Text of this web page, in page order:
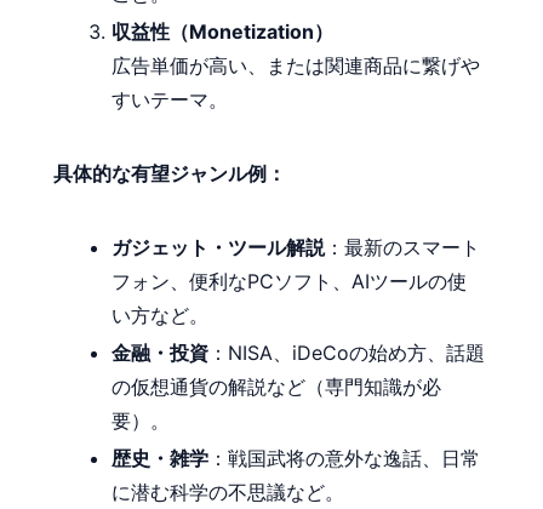
収益性（Monetization）
広告単価が高い、または関連商品に繋げや
すいテーマ。
具体的な有望ジャンル例：
ガジェット・ツール解説：最新のスマート
フォン、便利なPCソフト、AIツールの使
い方など。
金融・投資 ：NISA、iDeCoの始め方、話題
の仮想通貨の解説など（専門知識が必
要）。
歴史・雑学 ：戦国武将の意外な逸話、日常
に潜む科学の不思議など。